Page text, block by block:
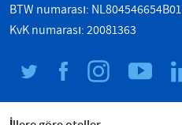
BTW numarası: NL804546654B01
KvK numarası: 20081363